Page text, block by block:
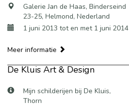
Galerie Jan de Haas, Binderseind
23-25, Helmond, Nederland
1 juni 2013 tot en met 1 juni 2014
Meer informatie
De Kluis Art & Design
Mijn schilderijen bij De Kluis,
Thorn